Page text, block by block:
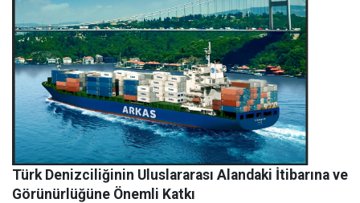
Türk Denizciliğinin Uluslararası Alandaki İtibarına ve
Görünürlüğüne Önemli Katkı